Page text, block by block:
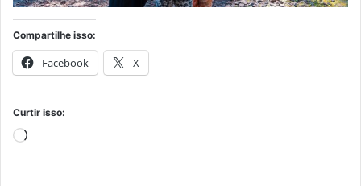
Compartilhe isso:
Facebook X
Curtir isso:
Carregando...